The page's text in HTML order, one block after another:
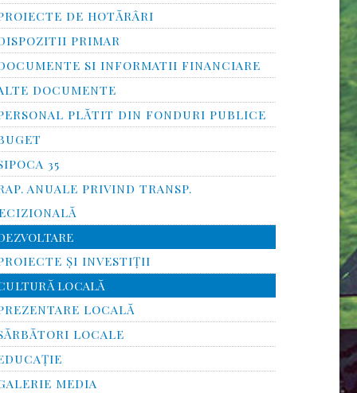
DE HOTĂRÂRI
PRIMAR
SI INFORMATII FINANCIARE
DOCUMENTE
PLĂTIT DIN FONDURI PUBLICE
35
ANUALE PRIVIND TRANSP.
ȘI INVESTIȚII
LOCALĂ
LOCALĂ
LOCALE
MEDIA